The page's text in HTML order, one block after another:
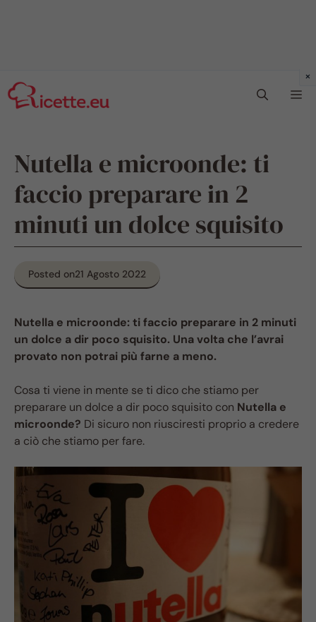
al
contenuto
Nutella e microonde: ti
faccio preparare in 2
minuti un dolce squisito
Posted on21 Agosto 2022
Nutella e microonde: ti faccio preparare in 2 minuti
un dolce a dir poco squisito. Una volta che l’avrai
provato non potrai più farne a meno.
Cosa ti viene in mente se ti dico che stiamo per
preparare un dolce a dir poco squisito con Nutella e
microonde? Di sicuro non riusciresti proprio a credere
a ciò che stiamo per fare.